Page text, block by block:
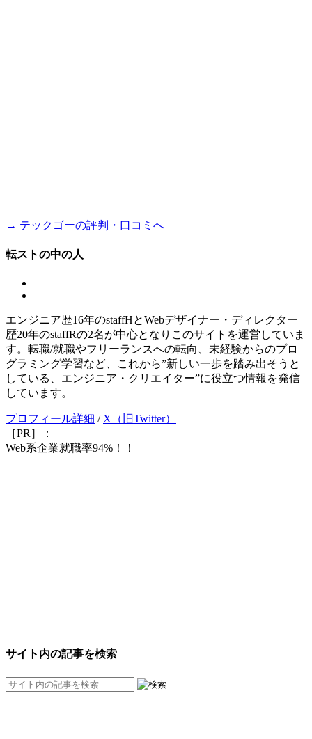
→ テックゴーの評判・口コミへ
転ストの中の人
エンジニア歴16年のstaffHとWebデザイナー・ディレクター
歴20年のstaffRの2名が中心となりこのサイトを運営していま
す。転職/就職やフリーランスへの転向、未経験からのプロ
グラミング学習など、これから”新しい一歩を踏み出そうと
している、エンジニア・クリエイター”に役立つ情報を発信
しています。
プロフィール詳細 / X（旧Twitter）
［PR］：
Web系企業就職率94%！！
サイト内の記事を検索